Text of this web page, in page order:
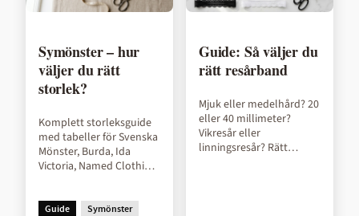
Symönster – hur
väljer du rätt
storlek?
Komplett storleksguide
med tabeller för Svenska
Mönster, Burda, Ida
Victoria, Named Clothing
Guide
Symönster
Guide: Så väljer du
rätt resårband
Mjuk eller medelhård? 20
eller 40 millimeter?
Vikresår eller
linningsresår? Rätt